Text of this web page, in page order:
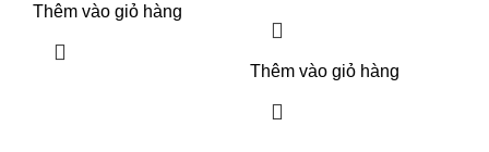
Thêm vào giỏ hàng
Thêm vào giỏ hàng